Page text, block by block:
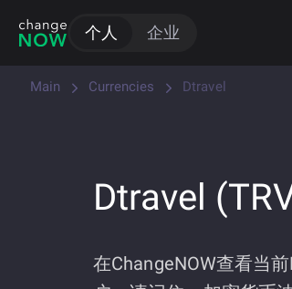
个人 企业
Main Currencies Dtravel
Dtravel
在ChangeNOW查看当